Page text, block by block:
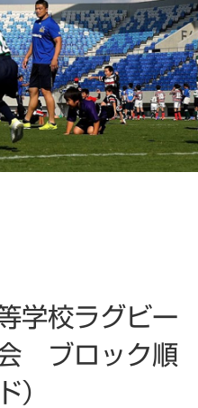
学校ラグビー
ブロック順
）